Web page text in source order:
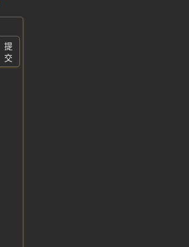
提
交